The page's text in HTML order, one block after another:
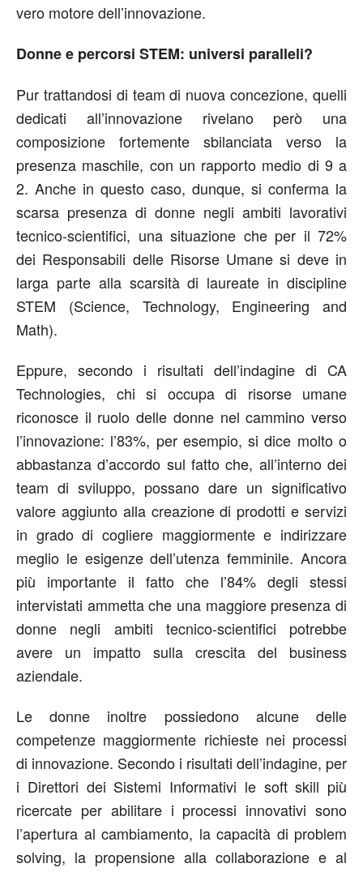
vero motore dell’innovazione.
Donne e percorsi STEM: universi paralleli?
Pur trattandosi di team di nuova concezione, quelli
dedicati all’innovazione rivelano però una
composizione fortemente sbilanciata verso la
presenza maschile, con un rapporto medio di 9 a
2. Anche in questo caso, dunque, si conferma la
scarsa presenza di donne negli ambiti lavorativi
tecnico-scientifici, una situazione che per il 72%
dei Responsabili delle Risorse Umane si deve in
larga parte alla scarsità di laureate in discipline
STEM (Science, Technology, Engineering and
Math).
Eppure, secondo i risultati dell’indagine di CA
Technologies, chi si occupa di risorse umane
riconosce il ruolo delle donne nel cammino verso
l’innovazione: l’83%, per esempio, si dice molto o
abbastanza d’accordo sul fatto che, all’interno dei
team di sviluppo, possano dare un significativo
valore aggiunto alla creazione di prodotti e servizi
in grado di cogliere maggiormente e indirizzare
meglio le esigenze dell’utenza femminile. Ancora
più importante il fatto che l’84% degli stessi
intervistati ammetta che una maggiore presenza di
donne negli ambiti tecnico-scientifici potrebbe
avere un impatto sulla crescita del business
aziendale.
Le donne inoltre possiedono alcune delle
competenze maggiormente richieste nei processi
di innovazione. Secondo i risultati dell’indagine, per
i Direttori dei Sistemi Informativi le soft skill più
ricercate per abilitare i processi innovativi sono
l’apertura al cambiamento, la capacità di problem
solving, la propensione alla collaborazione e al